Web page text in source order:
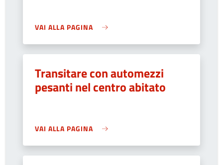
VAI ALLA PAGINA
Transitare con automezzi
pesanti nel centro abitato
VAI ALLA PAGINA